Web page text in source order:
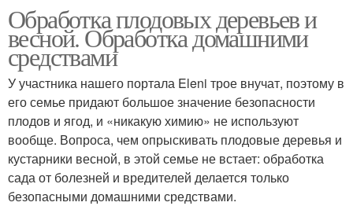
Обработка плодовых деревьев и
весной. Обработка домашними
средствами
У участника нашего портала Eleni трое внучат, поэтому в
его семье придают большое значение безопасности
плодов и ягод, и «никакую химию» не используют
вообще. Вопроса, чем опрыскивать плодовые деревья и
кустарники весной, в этой семье не встает: обработка
сада от болезней и вредителей делается только
безопасными домашними средствами.